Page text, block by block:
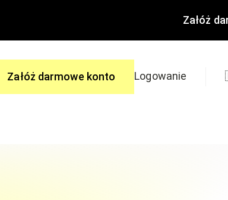
Załóż
Załóż darmowe konto Logowanie